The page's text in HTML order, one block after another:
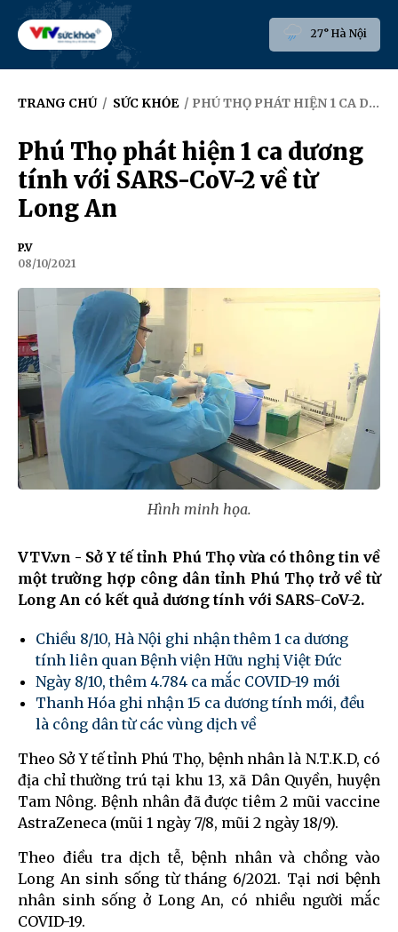
27° Hà Nội
TRANG CHỦ / SỨC KHỎE / PHÚ THỌ PHÁT HIỆN 1 CA DƯƠNG TÍNH VỚI SARS-COV-2 VỀ TỪ LONG AN
Phú Thọ phát hiện 1 ca dương
tính với SARS-CoV-2 về từ
Long An
P.V
08/10/2021
Hình minh họa.
VTV.vn - Sở Y tế tỉnh Phú Thọ vừa có thông tin về
một trường hợp công dân tỉnh Phú Thọ trở về từ
Long An có kết quả dương tính với SARS-CoV-2.
Chiều 8/10, Hà Nội ghi nhận thêm 1 ca dương
tính liên quan Bệnh viện Hữu nghị Việt Đức
Ngày 8/10, thêm 4.784 ca mắc COVID-19 mới
Thanh Hóa ghi nhận 15 ca dương tính mới, đều
là công dân từ các vùng dịch về
Theo Sở Y tế tỉnh Phú Thọ, bệnh nhân là N.T.K.D, có
địa chỉ thường trú tại khu 13, xã Dân Quyền, huyện
Tam Nông. Bệnh nhân đã được tiêm 2 mũi vaccine
AstraZeneca (mũi 1 ngày 7/8, mũi 2 ngày 18/9).
Theo điều tra dịch tễ, bệnh nhân và chồng vào
Long An sinh sống từ tháng 6/2021. Tại nơi bệnh
nhân sinh sống ở Long An, có nhiều người mắc
COVID-19.